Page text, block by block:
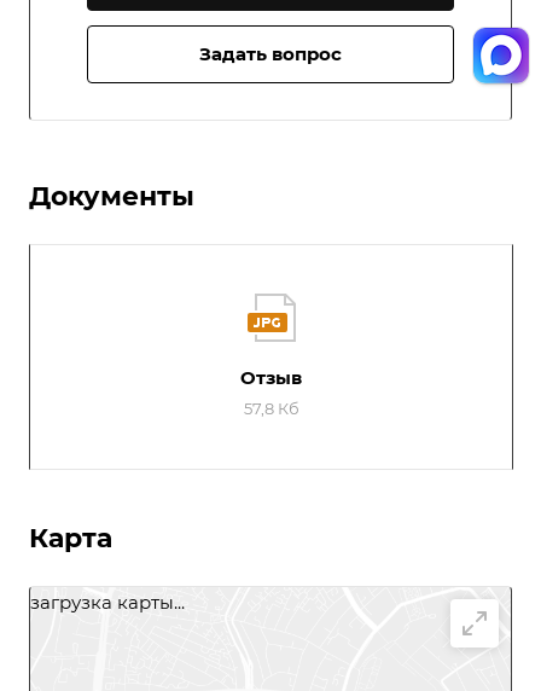
Задать вопрос
Документы
Отзыв
57,8 Кб
Карта
загрузка карты...